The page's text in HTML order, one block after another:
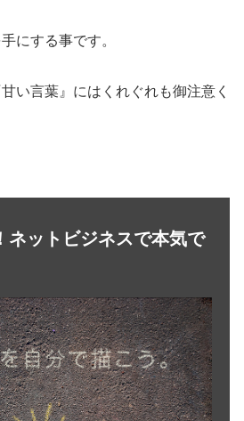
にする事です。
い言葉』にはくれぐれも御注意く
ネットビジネスで本気で